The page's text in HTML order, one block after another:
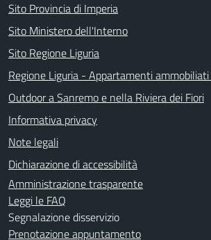
Sito Provincia di Imperia
Sito Ministero dell'Interno
Sito Regione Liguria
Regione Liguria - Appartamenti
Outdoor a Sanremo e nella Riviera dei Fiori
Informativa privacy
Note legali
Dichiarazione di accessibilità
Amministrazione trasparente
Leggi le FAQ
Segnalazione disservizio
Prenotazione appuntamento